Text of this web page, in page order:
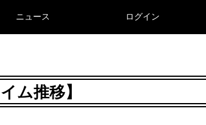
ニュース ログイン
ム推移】